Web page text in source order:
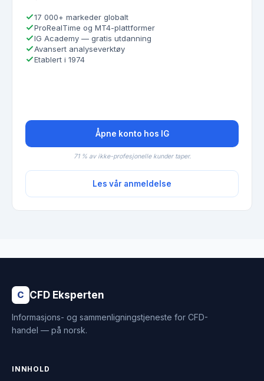
17 000+ markeder globalt
ProRealTime og MT4-plattformer
IG Academy — gratis utdanning
Avansert analyseverktøy
Etablert i 1974
Åpne konto hos IG
71 % av ikke-profesjonelle kunder taper.
Les vår anmeldelse
C CFD Eksperten
Informasjons- og sammenligningstjeneste for CFD-
handel — på norsk.
INNHOLD